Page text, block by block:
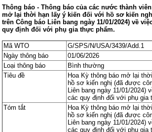
Thông báo - Thông báo của các nước thành
mở lại thời hạn lấy ý kiến đối với hồ sơ kiến
trên Công báo Liên bang ngày 11/01/2024) về
quy định đối với phụ gia thực phẩm.
Mã WTO
G/SPS/N/USA/3439/Add.1
Ngày thông báo
01/06/2026
Loại thông báo
Bình thường
Tiêu đề
Hoa Kỳ thông báo mở lại
hồ sơ kiến nghị (đã được
Liên bang ngày 11/01/
các quy định đối với phụ gia
Tóm tắt
Hoa Kỳ thông báo mở lại
hồ sơ kiến nghị (đã được
Liên bang ngày 11/01/
các quy định đối với phụ gia